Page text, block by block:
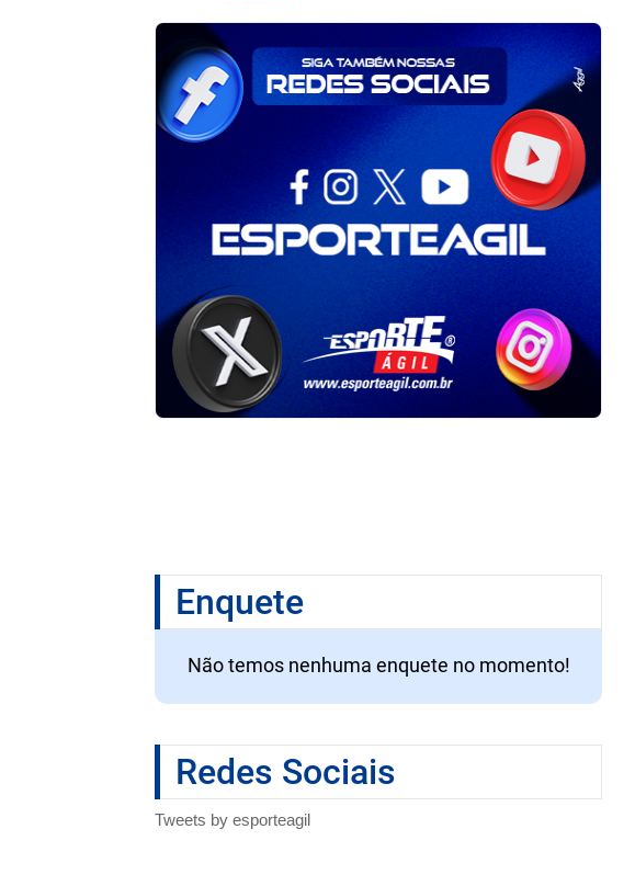
Enquete
Não temos nenhuma enquete no momento!
Redes Sociais
Tweets by esporteagil